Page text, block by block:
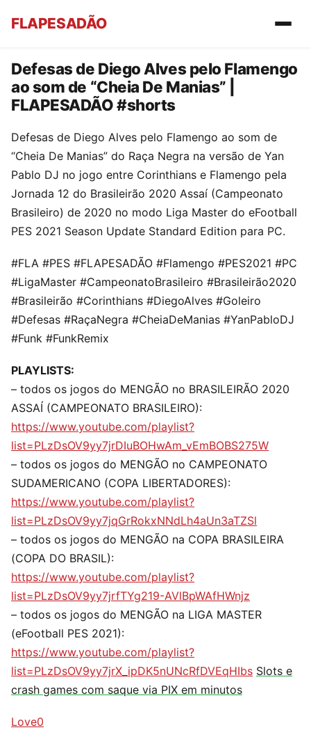
FLAPESADÃO
Defesas de Diego Alves pelo Flamengo
ao som de “Cheia De Manias” |
FLAPESADÃO #shorts
Defesas de Diego Alves pelo Flamengo ao som de
“Cheia De Manias” do Raça Negra na versão de Yan
Pablo DJ no jogo entre Corinthians e Flamengo pela
Jornada 12 do Brasileirão 2020 Assaí (Campeonato
Brasileiro) de 2020 no modo Liga Master do eFootball
PES 2021 Season Update Standard Edition para PC.
#FLA #PES #FLAPESADÃO #Flamengo #PES2021 #PC
#LigaMaster #CampeonatoBrasileiro #Brasileirão2020
#Brasileirão #Corinthians #DiegoAlves #Goleiro
#Defesas #RaçaNegra #CheiaDeManias #YanPabloDJ
#Funk #FunkRemix
PLAYLISTS:
– todos os jogos do MENGÃO no BRASILEIRÃO 2020
ASSAÍ (CAMPEONATO BRASILEIRO):
https://www.youtube.com/playlist?
list=PLzDsOV9yy7jrDIuBOHwAm_vEmBOBS275W
– todos os jogos do MENGÃO no CAMPEONATO
SUDAMERICANO (COPA LIBERTADORES):
https://www.youtube.com/playlist?
list=PLzDsOV9yy7jqGrRokxNNdLh4aUn3aTZSl
– todos os jogos do MENGÃO na COPA BRASILEIRA
(COPA DO BRASIL):
https://www.youtube.com/playlist?
list=PLzDsOV9yy7jrfTYg219-AVlBpWAfHWnjz
– todos os jogos do MENGÃO na LIGA MASTER
(eFootball PES 2021):
https://www.youtube.com/playlist?
list=PLzDsOV9yy7jrX_ipDK5nUNcRfDVEqHIbs Slots e
crash games com saque via PIX em minutos
Love0